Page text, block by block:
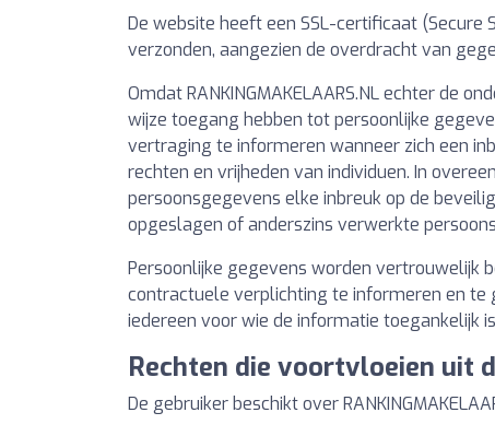
De website heeft een SSL-certificaat
verzonden, aangezien de overdracht van
Omdat RANKINGMAKELAARS.NL echter de
wijze toegang hebben tot persoonlijke
vertraging te informeren wanneer zich een
rechten en vrijheden van individuen. In
persoonsgegevens elke inbreuk op de
opgeslagen of anderszins verwerkte
Persoonlijke gegevens worden vertrouwelijk
contractuele verplichting te informeren en te
iedereen voor wie de informatie toegankelijk
Rechten die voortvloeien uit
De gebruiker beschikt over